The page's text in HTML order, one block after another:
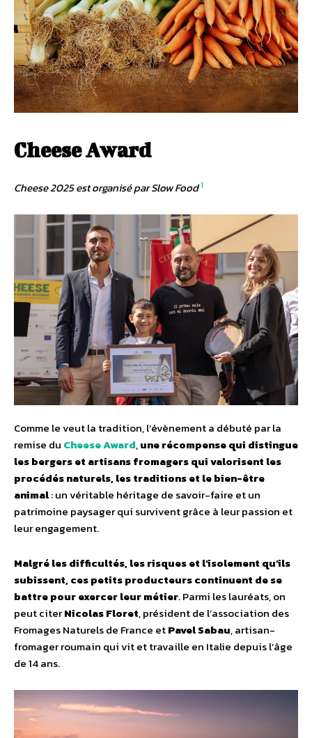
Cheese Award
Cheese 2025 est organisé par Slow Food1
Comme le veut la tradition, l’évènement a débuté par la
remise du Cheese Award,une récompense qui distingue
les bergers et artisans fromagers qui valorisent les
procédés naturels, les traditions et le bien-être
animal: un véritable héritage de savoir-faire et un
patrimoine paysager qui survivent grâce à leur passion et
leur engagement.
Malgré les difficultés, les risques et l’isolement qu’ils
subissent, ces petits producteurs continuent de se
battre pour exercer leur métier. Parmi les lauréats, on
peut citerNicolas Floret, président de l’association des
Fromages Naturels de France etPavel Sabau, artisan-
fromager roumain qui vit et travaille en Italie depuis l’âge
de 14 ans.